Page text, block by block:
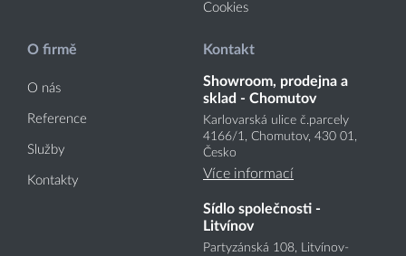
Cookies
O firmě
O nás
Reference
Služby
Kontakty
Kontakt
Showroom, prodejna a
sklad - Chomutov
Karlovarská ulice č.parcely
4166/1, Chomutov, 430 01,
Česko
Více informací
Sídlo společnosti -
Litvínov
Partyzánská 108, Litvínov-